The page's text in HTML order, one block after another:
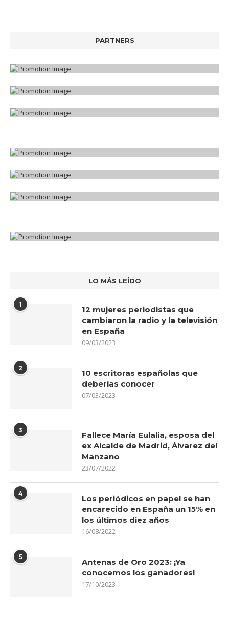
PARTNERS
LO MÁS LEÍDO
1
12 mujeres periodistas que
cambiaron la radio y la televisión
en España
09/03/2023
2
10 escritoras españolas que
deberías conocer
07/03/2023
3
Fallece María Eulalia, esposa del
ex Alcalde de Madrid, Álvarez del
Manzano
23/07/2022
4
Los periódicos en papel se han
encarecido en España un 15% en
los últimos diez años
16/08/2022
5
Antenas de Oro 2023: ¡Ya
conocemos los ganadores!
17/10/2023